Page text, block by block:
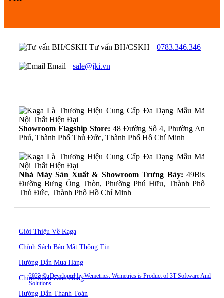
2023©. Developed by Wemetrics. Wemetrics is Product of 3T Software And
Solutions.
Tư vấn BH/CSKH 0783.346.346
Email sale@jki.vn
Showroom Flagship Store: 48 Đường Số 4, Phường An
Phú, Thành Phố Thủ Đức, Thành Phố Hồ Chí Minh
Nhà Máy Sản Xuất & Showroom Trưng Bày: 49Bis
Đường Bưng Ông Thòn, Phường Phú Hữu, Thành Phố
Thủ Đức, Thành Phố Hồ Chí Minh
Giới Thiệu Về Kaga
Chính Sách Bảo Mật Thông Tin
Hướng Dẫn Mua Hàng
Chính Sách Giao Hàng
Hướng Dẫn Thanh Toán